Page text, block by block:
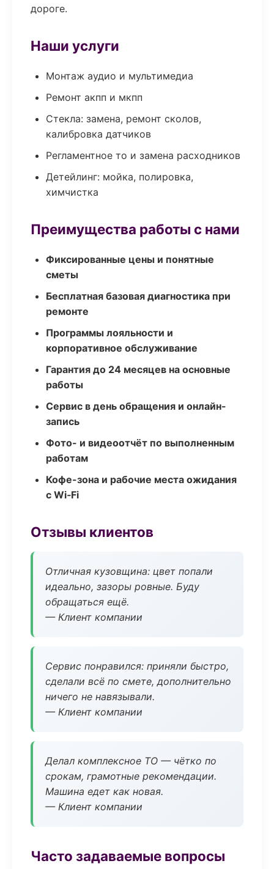
дороге.
Наши услуги
Монтаж аудио и мультимедиа
Ремонт акпп и мкпп
Стекла: замена, ремонт сколов,
калибровка датчиков
Регламентное то и замена расходников
Детейлинг: мойка, полировка,
химчистка
Преимущества работы с нами
Фиксированные цены и понятные
сметы
Бесплатная базовая диагностика при
ремонте
Программы лояльности и
корпоративное обслуживание
Гарантия до 24 месяцев на основные
работы
Сервис в день обращения и онлайн-
запись
Фото- и видеоотчёт по выполненным
работам
Кофе-зона и рабочие места ожидания
с Wi‑Fi
Отзывы клиентов
Отличная кузовщина: цвет попали
идеально, зазоры ровные. Буду
обращаться ещё.
— Клиент компании
Сервис понравился: приняли быстро,
сделали всё по смете, дополнительно
ничего не навязывали.
— Клиент компании
Делал комплексное ТО — чётко по
срокам, грамотные рекомендации.
Машина едет как новая.
— Клиент компании
Часто задаваемые вопросы